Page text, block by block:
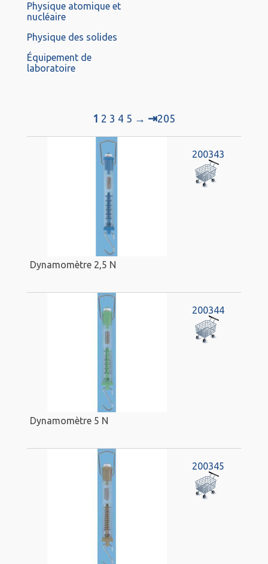
Physique atomique et
nucléaire
Physique des solides
Équipement de
laboratoire
1 2 3 4 5 → ⇥205
200343
Dynamomètre 2,5 N
200344
Dynamomètre 5 N
200345